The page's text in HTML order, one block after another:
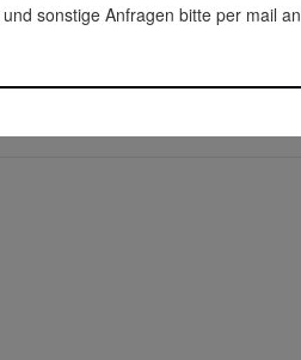
GmbH
sonstige Anfragen bitte per mail an